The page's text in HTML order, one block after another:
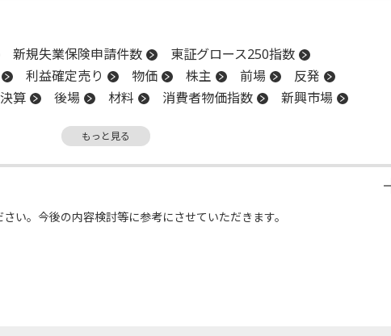
新規失業保険申請件数
東証グロース250指数
利益確定売り 物価 株主 前場
反発
決算 後場 材料 消費者物価指数
新興市場
もっと見る
い。今後の内容検討等に参考にさせていただきます。